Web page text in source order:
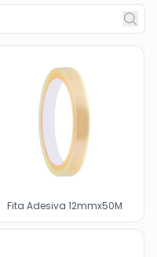
Fita Adesiva 12mmx50M